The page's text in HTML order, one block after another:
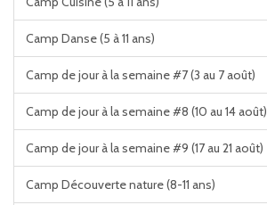
Camp Danse (5 à 11 ans)
Camp de jour à la semaine #7 (3 au 7 août)
Camp de jour à la semaine #8 (10 au 14 août)
Camp de jour à la semaine #9 (17 au 21 août)
Camp Découverte nature (8-11 ans)